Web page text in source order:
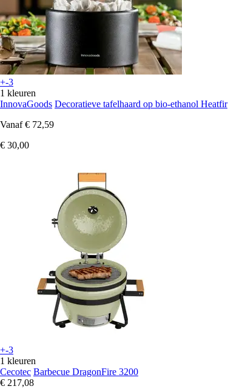
+-3
1 kleuren
InnovaGoods Decoratieve tafelhaard op bio-ethanol Heatfir
Vanaf € 72,59
€ 30,00
+-3
1 kleuren
Cecotec Barbecue DragonFire 3200
€ 217,08